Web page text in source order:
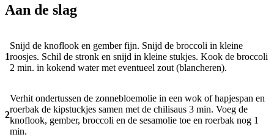
Aan de slag
1
Snijd de knoflook en gember fijn. Snijd de broccoli in kleine
roosjes. Schil de stronk en snijd in kleine stukjes. Kook de broccoli
2 min. in kokend water met eventueel zout (blancheren).
2
Verhit ondertussen de zonnebloemolie in een wok of hapjespan en
roerbak de kipstuckjes samen met de chilisaus 3 min. Voeg de
knoflook, gember, broccoli en de sesamolie toe en roerbak nog 1
min.